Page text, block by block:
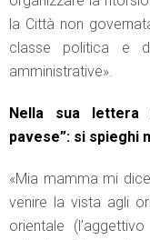
la Città non
classe politica e
amministrative».
Nella sua lettera
pavese”: si spieghi
«Mia mamma mi
venire la vista agli
orientale